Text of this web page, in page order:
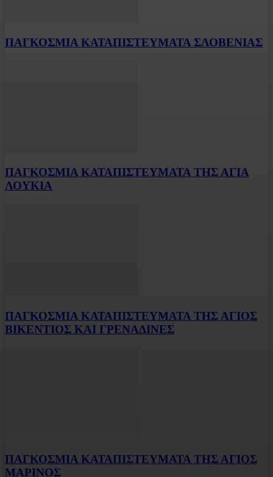
ΠΑΓΚΟΣΜΙΑ ΚΑΤΑΠΙΣΤΕΥΜΑΤΑ ΣΛΟΒΕΝΙΑΣ
ΠΑΓΚΟΣΜΙΑ ΚΑΤΑΠΙΣΤΕΥΜΑΤΑ ΤΗΣ ΑΓΙΑ
ΛΟΥΚΙΑ
ΠΑΓΚΟΣΜΙΑ ΚΑΤΑΠΙΣΤΕΥΜΑΤΑ ΤΗΣ ΑΓΙΟΣ
ΒΙΚΕΝΤΙΟΣ ΚΑΙ ΓΡΕΝΑΔΙΝΕΣ
ΠΑΓΚΟΣΜΙΑ ΚΑΤΑΠΙΣΤΕΥΜΑΤΑ ΤΗΣ ΑΓΙΟΣ
ΜΑΡΙΝΟΣ